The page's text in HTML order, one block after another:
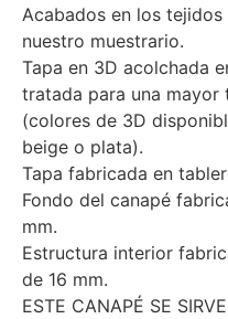
Acabados en los
nuestro muestrario.
Tapa en 3D acolchada
tratada para una
(colores de 3D
beige o plata).
Tapa fabricada en
Fondo del canapé
mm.
Estructura interior
de 16 mm.
ESTE CANAPÉ SE